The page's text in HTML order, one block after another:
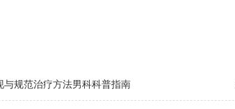
规范治疗方法男科科普指南